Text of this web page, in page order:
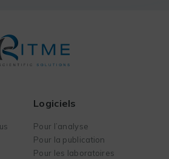
Logiciels
Pour l’analyse
Pour la publication
Pour les laboratoires